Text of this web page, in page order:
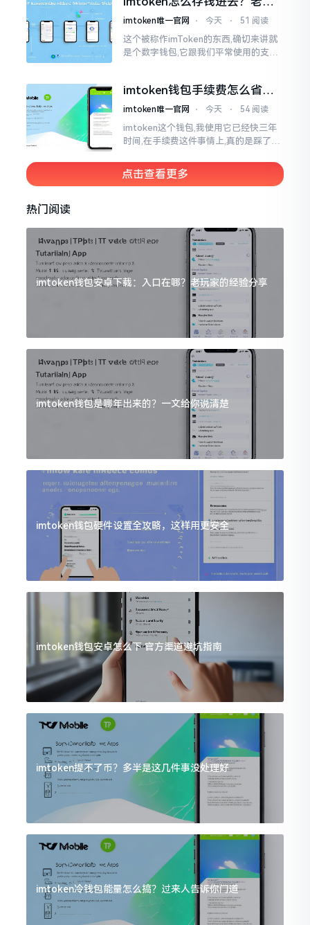
家教你把钱转进钱包
imtoken唯一官网 ⋅ 今天 ⋅ 51 阅读
这个被称作imToken的东西,确切来讲就
是个数字钱包,它跟我们平常使用的支付
时候都会陷入困惑
imtoken钱包手续费怎么省？
老玩家告诉你几个实在招
imtoken唯一官网 ⋅ 今天 ⋅ 54 阅读
imtoken这个钱包,我使用它已经快三年
时间,在手续费这件事情上,真的是踩了好
的时候,都会心疼得一直嘬牙花子
点击查看更多
热门阅读
imtoken钱包安卓下载：入口在哪？老玩家的经验分享
imtoken钱包是哪年出来的？一文给你说清楚
imtoken钱包硬件设置全攻略，这样用更安全
imtoken钱包安卓怎么下 官方渠道避坑指南
imtoken提不了币？多半是这几件事没处理好
imtoken冷钱包能量怎么搞？过来人告诉你门道